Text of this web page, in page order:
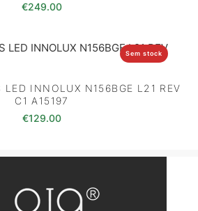
€249.00
Sem stock
LED INNOLUX N156BGE L21 REV
C1 A15197
€129.00